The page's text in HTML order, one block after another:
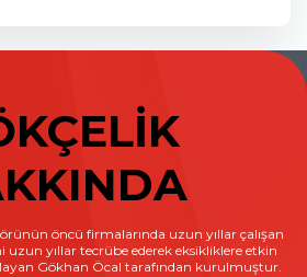
öncü firmalarında uzun yıllar çalışan
yıllar tecrübe ederek eksikliklere etkin
Gökhan Öcal tarafından kurulmuştur.